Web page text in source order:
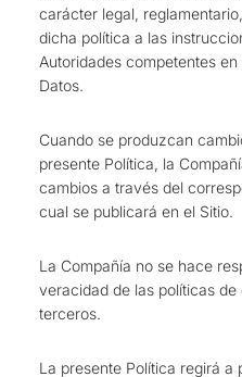
carácter legal,
dicha política a las
Autoridades competentes
Datos.
Cuando se produzcan
presente Política, la
cambios a través del
cual se publicará en el Sitio.
La Compañía no se hace
veracidad de las políticas
terceros.
La presente Política regirá a